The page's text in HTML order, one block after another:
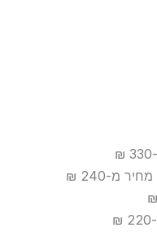
₪
מחיר מ-240 ₪
₪